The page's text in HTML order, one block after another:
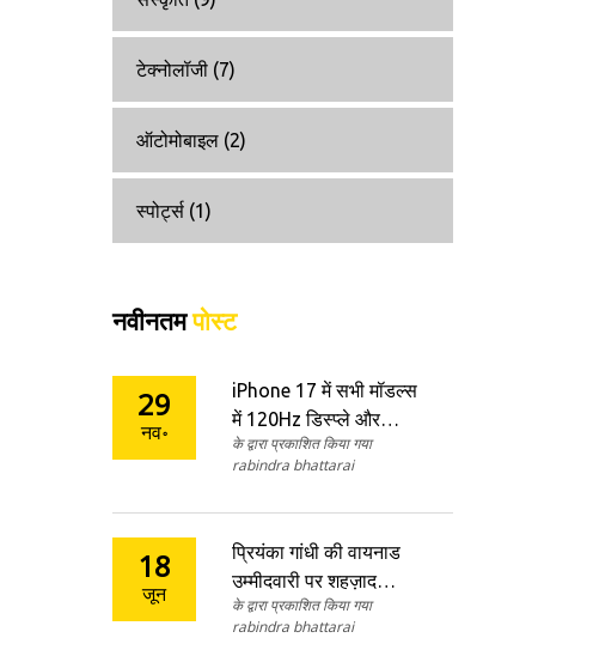
टेक्नोलॉजी (7)
ऑटोमोबाइल (2)
स्पोर्ट्स (1)
नवीनतमपोस्ट
29
नव॰
iPhone 17 में सभी मॉडल्स
में 120Hz डिस्प्ले और
Ceramic Shield 2, अब
सबके लिए प्रीमियम अनुभव
के द्वारा प्रकाशित किया गया
rabindra bhattarai
18
जून
प्रियंका गांधी की वायनाड
उम्मीदवारी पर शहज़ाद
पूनावाला ने कसा तंज,
कांग्रेस पर परिवारवाद का
के द्वारा प्रकाशित किया गया
rabindra bhattarai